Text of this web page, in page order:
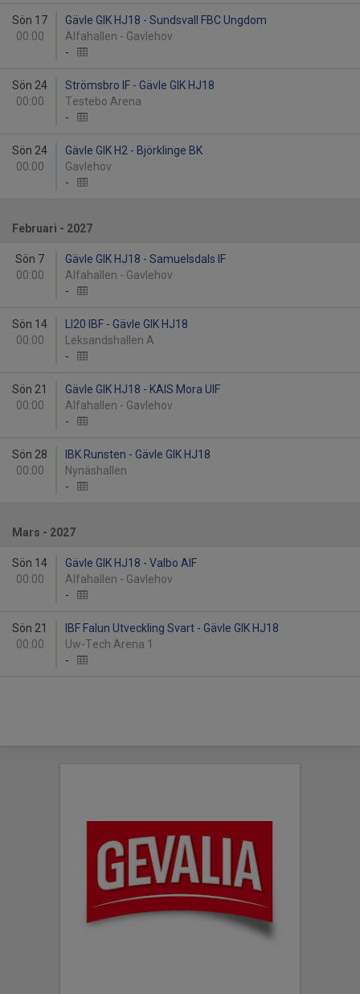
Sön 17
00:00
Gävle GIK HJ18 - Sundsvall FBC Ungdom
Alfahallen - Gavlehov
-
Sön 24
00:00
Strömsbro IF - Gävle GIK HJ18
Testebo Arena
-
Sön 24
00:00
Gävle GIK H2 - Björklinge BK
Gavlehov
-
Februari - 2027
Sön 7
00:00
Gävle GIK HJ18 - Samuelsdals IF
Alfahallen - Gavlehov
-
Sön 14
00:00
LI20 IBF - Gävle GIK HJ18
Leksandshallen A
-
Sön 21
00:00
Gävle GIK HJ18 - KAIS Mora UIF
Alfahallen - Gavlehov
-
Sön 28
00:00
IBK Runsten - Gävle GIK HJ18
Nynäshallen
-
Mars - 2027
Sön 14
00:00
Gävle GIK HJ18 - Valbo AIF
Alfahallen - Gavlehov
-
Sön 21
00:00
IBF Falun Utveckling Svart - Gävle GIK HJ18
Uw-Tech Arena 1
-